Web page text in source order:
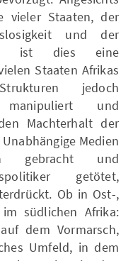
vieler Staaten, der
und der
ist dies eine
Staaten Afrikas
jedoch
manipuliert und
Machterhalt der
Medien
gebracht und
getötet,
Ob in Ost-,
südlichen Afrika:
dem Vormarsch,
Umfeld, in dem